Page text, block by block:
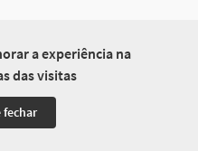
a experiência na
das visitas
fechar